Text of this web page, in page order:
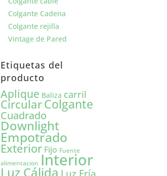
Colgante Cadena
Colgante rejilla
Vintage de Pared
Etiquetas del
producto
Aplique Baliza carril
CircularColgante
Cuadrado
Downlight
Empotrado
Exterior Fijo Fuente
alimentacion Interior
Luz Cálida Luz Fría